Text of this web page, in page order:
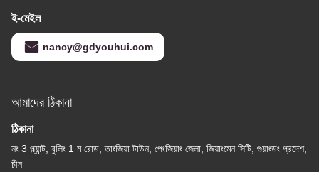
ই-মেইল
nancy@gdyouhui.com
আমাদের ঠিকানা
ঠিকানা
নং 3 প্ল্যান্ট, বুলিং 1 ম রোড, তাংজিয়া টাউন, পেংজিয়াং জেলা, জিয়াংমেন সিটি, গুয়াংডং প্রদেশ,
চীন